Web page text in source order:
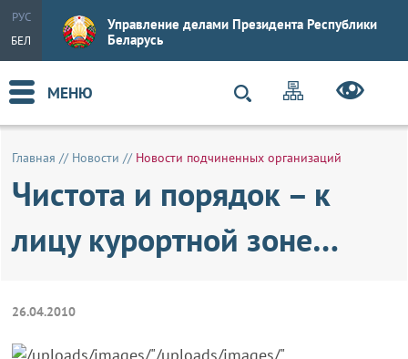
РУС
БЕЛ
Управление делами Президента Республики
Беларусь
МЕНЮ
Главная // Новости // Новости подчиненных организаций
Чистота и порядок – к
лицу курортной зоне…
26.04.2010